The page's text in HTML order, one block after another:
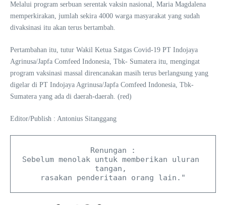
Melalui program serbuan serentak vaksin nasional, Maria Magdalena
memperkirakan, jumlah sekira 4000 warga masyarakat yang sudah
divaksinasi itu akan terus bertambah.
Pertambahan itu, tutur Wakil Ketua Satgas Covid-19 PT Indojaya
Agrinusa/Japfa Comfeed Indonesia, Tbk- Sumatera itu, mengingat
program vaksinasi massal direncanakan masih terus berlangsung yang
digelar di PT Indojaya Agrinusa/Japfa Comfeed Indonesia, Tbk-
Sumatera yang ada di daerah-daerah. (red)
Editor/Publish : Antonius Sitanggang
Renungan :
Sebelum menolak untuk memberikan uluran
tangan,
rasakan penderitaan orang lain."